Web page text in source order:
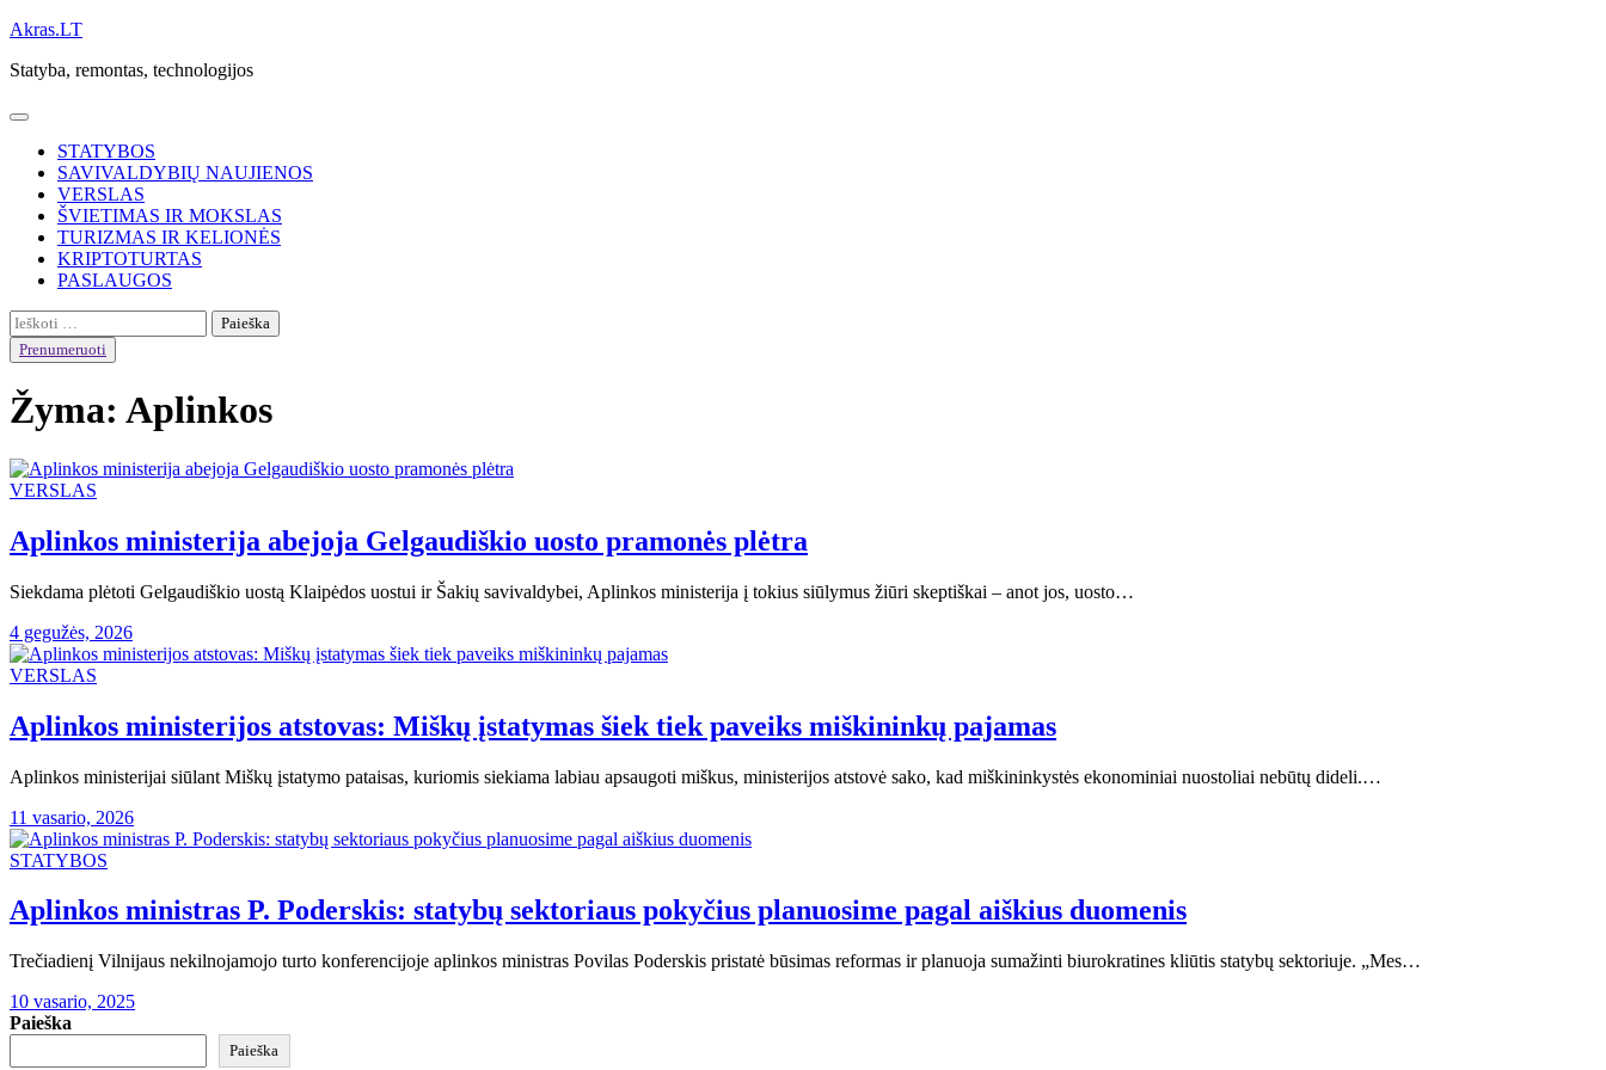
Skip
content
Akras.LT
Statyba, remontas, technologijos
STATYBOS
SAVIVALDYBIŲ NAUJIENOS
VERSLAS
ŠVIETIMAS IR MOKSLAS
TURIZMAS IR KELIONĖS
KRIPTOTURTAS
PASLAUGOS
Ieškoti:
Prenumeruoti
Žyma: Aplinkos
VERSLAS
Aplinkos ministerija abejoja Gelgaudiškio uosto pramonės plėtra
Siekdama plėtoti Gelgaudiškio uostą Klaipėdos uostui ir Šakių savivaldybei, Aplinkos ministerija į tokius siūlymus žiūri skeptiškai – anot jos, uosto…
4 gegužės, 2026
VERSLAS
Aplinkos ministerijos atstovas: Miškų įstatymas šiek tiek paveiks miškininkų pajamas
Aplinkos ministerijai siūlant Miškų įstatymo pataisas, kuriomis siekiama labiau apsaugoti miškus, ministerijos atstovė sako, kad miškininkystės ekonominiai nuostoliai nebūtų dideli.…
11 vasario, 2026
STATYBOS
Aplinkos ministras P. Poderskis: statybų sektoriaus pokyčius planuosime pagal aiškius duomenis
Trečiadienį Vilnijaus nekilnojamojo turto konferencijoje aplinkos ministras Povilas Poderskis pristatė būsimas reformas ir planuoja sumažinti biurokratines kliūtis statybų sektoriuje. „Mes…
10 vasario, 2025
Paieška
Paieška